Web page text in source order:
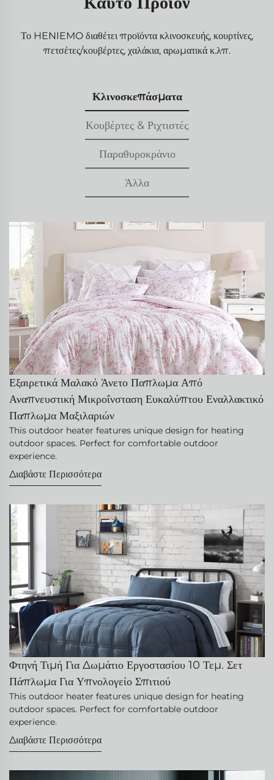
Το HENIEMO διαθέτει προϊόντα κλινοσκευής, κουρτίνες,
πετσέτες/κουβέρτες, χαλάκια, αρωματικά κ.λπ.
Κλινοσκεπάσματα
Κουβέρτες & Ριχτιστές
Παραθυροκράνιο
Άλλα
Εξαιρετικά Μαλακό Άνετο Παπλωμα Από
Αναπνευστική Μικροΐνσταση Ευκαλύπτου Εναλλακτικό
Παπλωμα Μαξιλαριών
This outdoor heater features unique design for heating
outdoor spaces. Perfect for comfortable outdoor
experience.
Διαβάστε Περισσότερα
Φτηνή Τιμή Για Δωμάτιο Εργοστασίου 10 Τεμ. Σετ
Πάπλωμα Για Υπνολογείο Σπιτιού
This outdoor heater features unique design for heating
outdoor spaces. Perfect for comfortable outdoor
experience.
Διαβάστε Περισσότερα